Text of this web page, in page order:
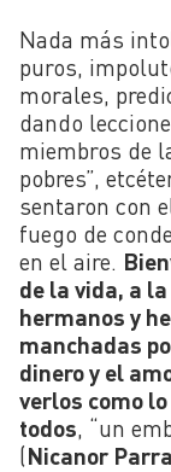
Nada más
puros,
morales,
dando
miembros de
pobres”,
sentaron con
fuego de
en el aire.
de la vida, a
hermanos y
manchadas
dinero y el
verlos como
todos, “un
(Nicanor Parra